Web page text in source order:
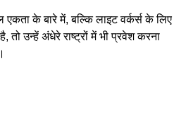
के बारे में, बल्कि लाइट वर्कर्स के लिए
तो उन्हें अंधेरे राष्ट्रों में भी प्रवेश करना